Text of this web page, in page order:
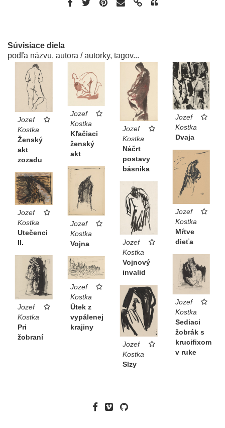
Súvisiace diela
podľa názvu, autora / autorky, tagov...
Jozef
Kostka
Ženský
akt
zozadu
Jozef
Kostka
Kľačiaci
ženský
akt
Jozef
Kostka
Náčrt
postavy
básnika
Jozef
Kostka
Dvaja
Jozef
Kostka
Mŕtve
dieťa
Jozef
Kostka
Vojna
Jozef
Kostka
Utečenci
II.
Jozef
Kostka
Vojnový
invalid
Jozef
Kostka
Sediaci
žobrák s
krucifixom
v ruke
Jozef
Kostka
Pri
žobraní
Jozef
Kostka
Útek z
vypálenej
krajiny
Jozef
Kostka
Slzy